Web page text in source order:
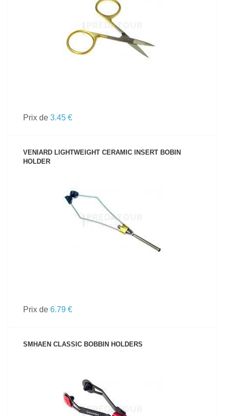
VOIR LE PRODUIT
Prix de 3.45 €
VENIARD LIGHTWEIGHT CERAMIC INSERT BOBIN
HOLDER
VOIR LE PRODUIT
Prix de 6.79 €
SMHAEN CLASSIC BOBBIN HOLDERS
VOIR LE PRODUIT